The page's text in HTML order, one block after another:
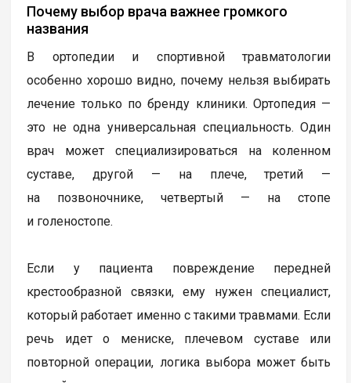
Почему выбор врача важнее громкого
названия
В ортопедии и спортивной травматологии
особенно хорошо видно, почему нельзя выбирать
лечение только по бренду клиники. Ортопедия —
это не одна универсальная специальность. Один
врач может специализироваться на коленном
суставе, другой — на плече, третий —
на позвоночнике, четвертый — на стопе
и голеностопе.
Если у пациента повреждение передней
крестообразной связки, ему нужен специалист,
который работает именно с такими травмами. Если
речь идет о мениске, плечевом суставе или
повторной операции, логика выбора может быть